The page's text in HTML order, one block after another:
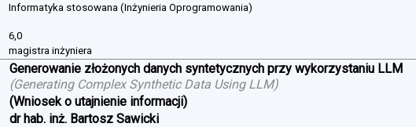
Informatyka stosowana (Inżynieria Oprogramowania)
6,0
magistra inżyniera
Generowanie złożonych danych syntetycznych przy wykorzystaniu LLM
(Generating Complex Synthetic Data Using LLM)
(Wniosek o utajnienie informacji)
dr hab. inż. Bartosz Sawicki